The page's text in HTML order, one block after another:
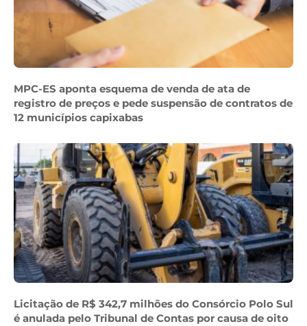
MPC-ES aponta esquema de venda de ata de
registro de preços e pede suspensão de contratos de
12 municípios capixabas
Licitação de R$ 342,7 milhões do Consórcio Polo Sul
é anulada pelo Tribunal de Contas por causa de oito